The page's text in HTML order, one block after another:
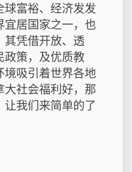
球富裕、经济发发
宜居国家之一，也
其凭借开放、透
政策，及优质教
境吸引着世界各地
大社会福利好，那
我们来简单的了